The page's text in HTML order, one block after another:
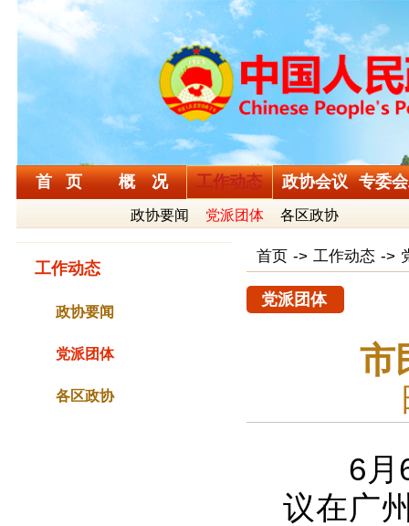
首 页 概 况 工作动态
政协要闻 党派团体 各区政协
政协会议 专委
工作动态
政协要闻
党派团体
各区政协
首页 -> 工作动态 ->
党派团体
市
6月6
议在广